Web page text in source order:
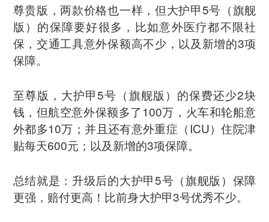
尊贵版，两款价格也一样，但大护甲5号（旗舰
版）的保障要好很多，比如意外医疗都不限社
保，交通工具意外保额高不少，以及新增的3项
保障。
至尊版，大护甲5号（旗舰版）的保费还少2块
钱，但航空意外保额多了100万，火车和轮船意
外都多10万；并且还有意外重症（ICU）住院津
贴每天600元；以及新增的3项保障。
总结就是：升级后的大护甲5号（旗舰版）保障
更强，赔付更高！比前身大护甲3号优秀不少。